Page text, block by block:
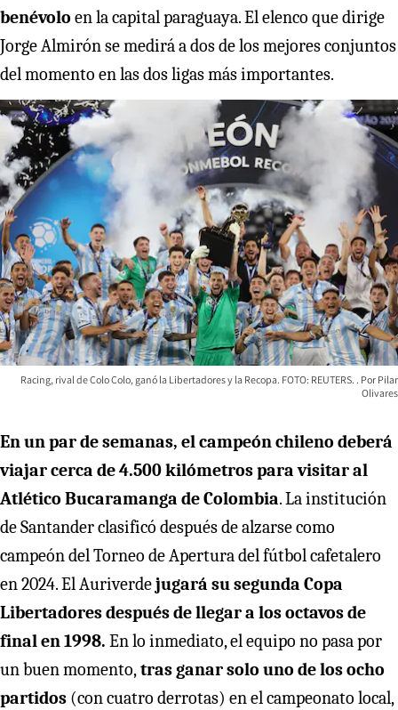
benévolo en la capital paraguaya. El elenco que dirige
Jorge Almirón se medirá a dos de los mejores conjuntos
del momento en las dos ligas más importantes.
Racing, rival de Colo Colo, ganó la Libertadores y la Recopa. FOTO: REUTERS.
Pilar
Olivares
En un par de semanas, el campeón chileno deberá
viajar cerca de 4.500 kilómetros para visitar al
Atlético Bucaramanga de Colombia. La institución
de Santander clasificó después de alzarse como
campeón del Torneo de Apertura del fútbol cafetalero
en 2024. El Auriverdejugará su segunda Copa
Libertadores después de llegar a los octavos de
final en 1998. En lo inmediato, el equipo no pasa por
un buen momento, tras ganar solo uno de los ocho
partidos (con cuatro derrotas) en el campeonato local,